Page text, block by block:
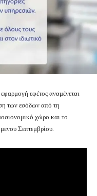
εφέτος αναμένεται
των εσόδων από τη
χώρο και το
Σεπτεμβρίου.